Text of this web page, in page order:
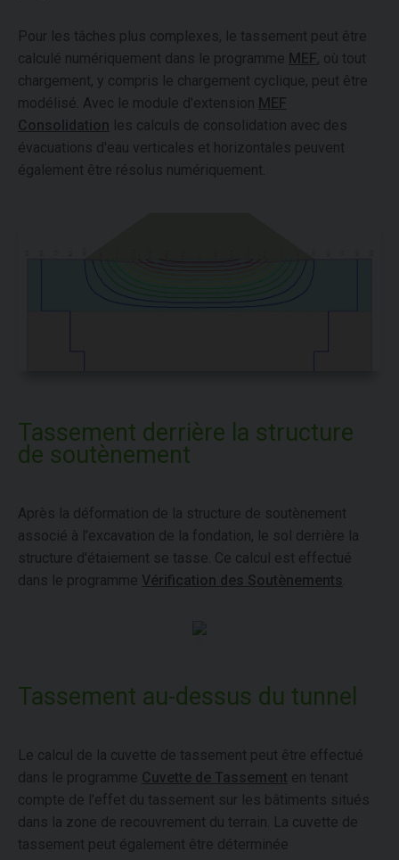
Pour les tâches plus complexes, le tassement peut être
calculé numériquement dans le programme MEF, où tout
chargement, y compris le chargement cyclique, peut être
modélisé. Avec le module d'extension MEF
Consolidation les calculs de consolidation avec des
évacuations d'eau verticales et horizontales peuvent
également être résolus numériquement.
Tassement derrière la structure
de soutènement
Après la déformation de la structure de soutènement
associé à l’excavation de la fondation, le sol derrière la
structure d'étaiement se tasse. Ce calcul est effectué
dans le programme Vérification des Soutènements
Tassement au-dessus du tunnel
Le calcul de la cuvette de tassement peut être effectué
dans le programme Cuvette de Tassement en tenant
compte de l'effet du tassement sur les bâtiments situés
dans la zone de recouvrement du terrain. La cuvette de
tassement peut également être déterminée